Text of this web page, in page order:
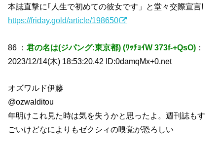
本誌直撃に｢人生で初めての彼女です」と堂々交際宣言!
https://friday.gold/article/198650
86 ：君の名は(ジパング:東京都) (ﾜｯﾁｮｲW 373f-+QsO) ：
2023/12/14(木) 18:53:20.42 ID:0damqMx+0.net
オズワルド伊藤
@ozwalditou
年明けこれ見た時は気を失うかと思ったよ。週刊誌もす
ごいけどなによりもゼクシィの嗅覚が恐ろしい